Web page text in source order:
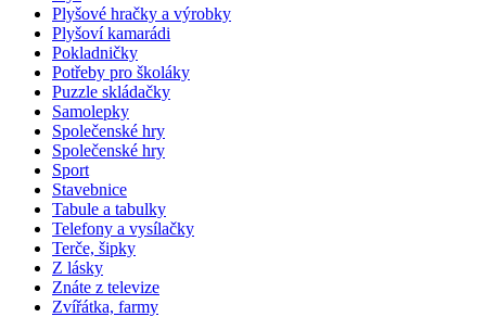
Plyšové hračky a výrobky
Plyšoví kamarádi
Pokladničky
Potřeby pro školáky
Puzzle skládačky
Samolepky
Společenské hry
Společenské hry
Sport
Stavebnice
Tabule a tabulky
Telefony a vysílačky
Terče, šipky
Z lásky
Znáte z televize
Zvířátka, farmy